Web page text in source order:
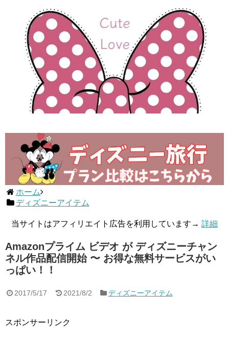
ホーム
ディズニーアイテム
当サイトはアフィリエイト広告を利用しています→ 詳細
Amazonプライム ビデオ が ディズニーチャン
ネル作品配信開始 〜 お得な無料サービスがい
っぱい！！
2017/5/17 2021/8/2 ディズニーアイテム
スポンサーリンク